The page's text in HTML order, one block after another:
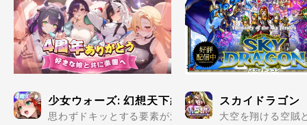
少女ウォーズ: 幻想天下統一戦
思わずドキッとする要素が満載の美少女だらけで楽し
スカイドラゴン
大空を翔ける空賊